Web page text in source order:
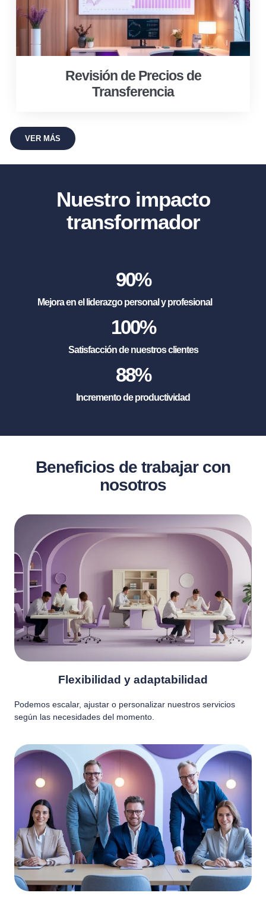
Revisión de Precios de
Transferencia
VER MÁS
Nuestro impacto
transformador
90%
Mejora en el liderazgo personal y profesional
100%
Satisfacción de nuestros clientes
88%
Incremento de productividad
Beneficios de trabajar con
nosotros
Flexibilidad y adaptabilidad
Podemos escalar, ajustar o personalizar nuestros servicios
según las necesidades del momento.